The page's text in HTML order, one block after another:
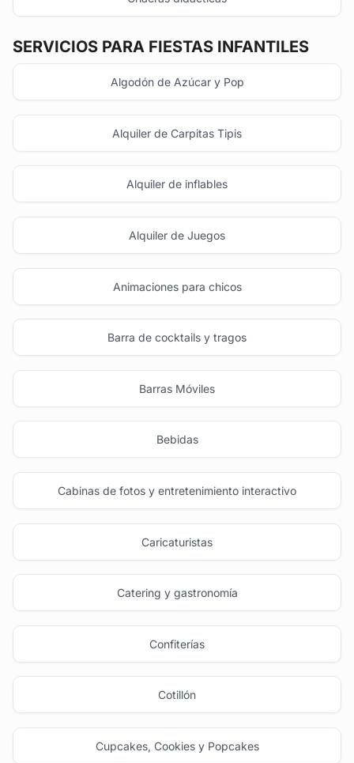
SERVICIOS PARA FIESTAS INFANTILES
Algodón de Azúcar y Pop
Alquiler de Carpitas Tipis
Alquiler de inflables
Alquiler de Juegos
Animaciones para chicos
Barra de cocktails y tragos
Barras Móviles
Bebidas
Cabinas de fotos y entretenimiento interactivo
Caricaturistas
Catering y gastronomía
Confiterías
Cotillón
Cupcakes, Cookies y Popcakes